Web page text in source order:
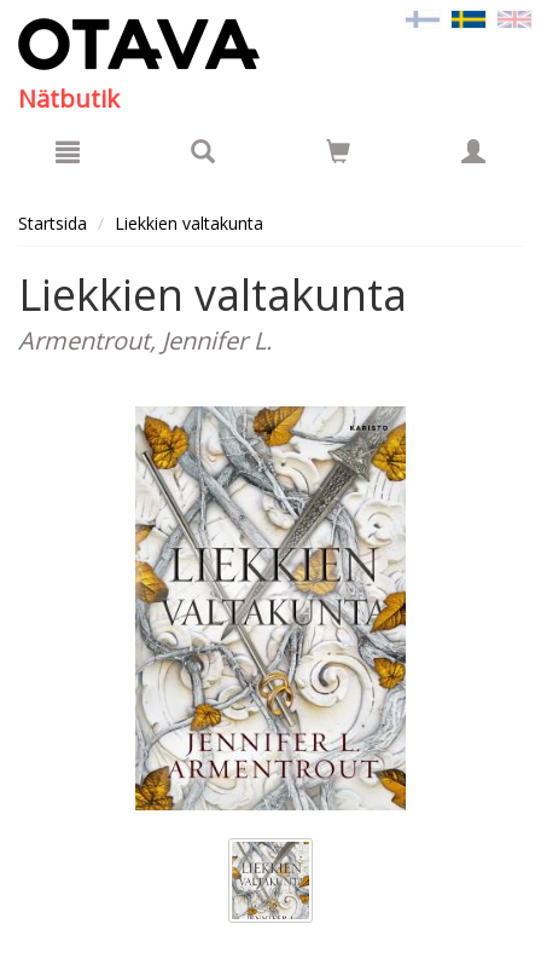
Nätbutik
Startsida Liekkien valtakunta
Liekkien valtakunta
Armentrout, Jennifer L.